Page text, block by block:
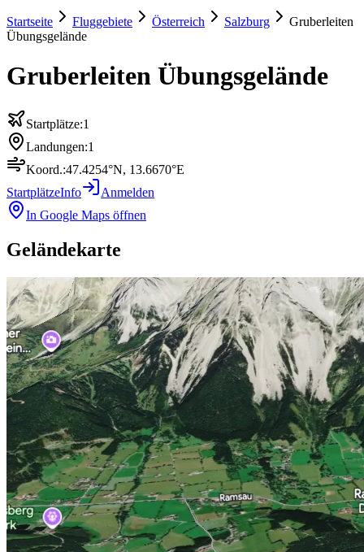
Startseite Fluggebiete Österreich Salzburg
Gruberleiten
Übungsgelände
Gruberleiten Übungsgelände
Startplätze:1
Landungen:1
Koord.:47.4254°N, 13.6670°E
StartplätzeInfo
Anmelden
In Google Maps öffnen
Geländekarte